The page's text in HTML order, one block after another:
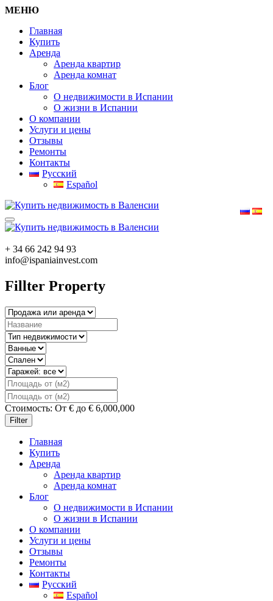
МЕНЮ
Главная
Купить
Аренда
Аренда квартир
Аренда комнат
Блог
О недвижимости в Испании
О жизни в Испании
О компании
Услуги и цены
Отзывы
Ремонты
Контакты
Русский
Español
+ 34 66 242 94 93
info@ispaniainvest.com
Fillter Property
Стоимость: От € до € 6,000,000
Filter
Главная
Купить
Аренда
Аренда квартир
Аренда комнат
Блог
О недвижимости в Испании
О жизни в Испании
О компании
Услуги и цены
Отзывы
Ремонты
Контакты
Русский
Español